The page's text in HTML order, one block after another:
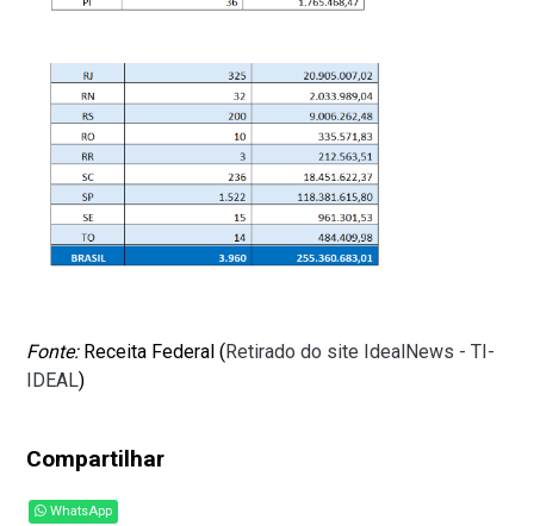
Fonte:Receita Federal ( Retirado do site IdealNews - TI-
IDEAL)
Compartilhar
WhatsApp